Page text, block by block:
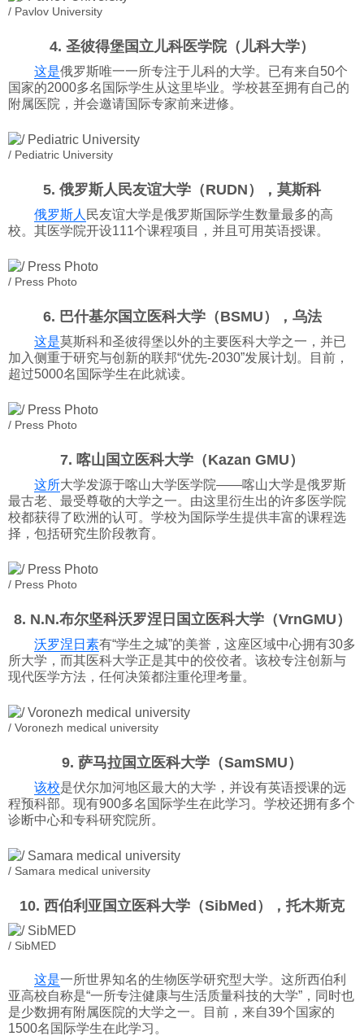
/ Pavlov University
4. 圣彼得堡国立儿科医学院（儿科大学）
这是俄罗斯唯一一所专注于儿科的大学。已有来自50个
国家的2000多名国际学生从这里毕业。学校甚至拥有自己的
附属医院，并会邀请国际专家前来进修。
/ Pediatric University
5. 俄罗斯人民友谊大学（RUDN），莫斯科
俄罗斯人 民友谊大学是俄罗斯国际学生数量最多的高
校。其医学院开设111个课程项目，并且可用英语授课。
/ Press Photo
6. 巴什基尔国立医科大学（BSMU），乌法
这是莫斯科和圣彼得堡以外的主要医科大学之一，并已
加入侧重于研究与创新的联邦“优先-2030”发展计划。目前，
超过5000名国际学生在此就读。
/ Press Photo
7. 喀山国立医科大学（Kazan GMU）
这所大学发源于喀山大学医学院——喀山大学是俄罗斯
最古老、最受尊敬的大学之一。由这里衍生出的许多医学院
校都获得了欧洲的认可。学校为国际学生提供丰富的课程选
择，包括研究生阶段教育。
/ Press Photo
8. N.N.布尔坚科沃罗涅日国立医科大学（VrnGMU）
沃罗涅日素有“学生之城”的美誉，这座区域中心拥有30多
所大学，而其医科大学正是其中的佼佼者。该校专注创新与
现代医学方法，任何决策都注重伦理考量。
/ Voronezh medical university
9. 萨马拉国立医科大学（SamSMU）
该校是伏尔加河地区最大的大学，并设有英语授课的远
程预科部。现有900多名国际学生在此学习。学校还拥有多个
诊断中心和专科研究院所。
/ Samara medical university
10. 西伯利亚国立医科大学（SibMed），托木斯克
/ SibMED
这是一所世界知名的生物医学研究型大学。这所西伯利
亚高校自称是“一所专注健康与生活质量科技的大学”，同时也
是少数拥有附属医院的大学之一。目前，来自39个国家的
1500名国际学生在此学习。